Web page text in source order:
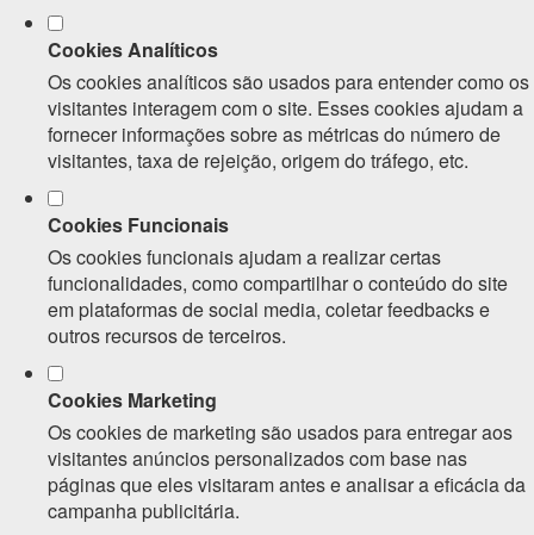
Cookies Analíticos
Os cookies analíticos são usados para entender como os
visitantes interagem com o site. Esses cookies ajudam a
fornecer informações sobre as métricas do número de
visitantes, taxa de rejeição, origem do tráfego, etc.
Cookies Funcionais
Os cookies funcionais ajudam a realizar certas
funcionalidades, como compartilhar o conteúdo do site
em plataformas de social media, coletar feedbacks e
outros recursos de terceiros.
Cookies Marketing
Os cookies de marketing são usados para entregar aos
visitantes anúncios personalizados com base nas
páginas que eles visitaram antes e analisar a eficácia da
campanha publicitária.